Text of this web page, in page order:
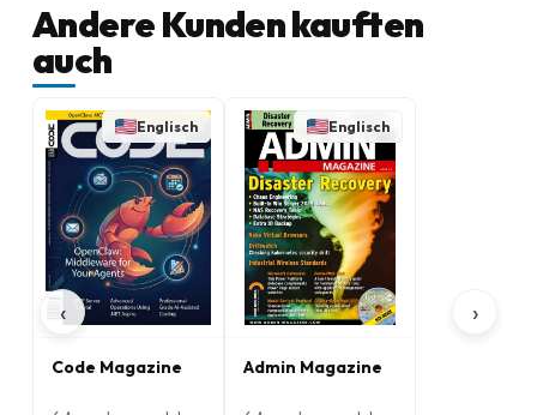
Andere Kunden kauften
auch
‹
Englisch
Code Magazine
Englisch
Admin Magazine
›